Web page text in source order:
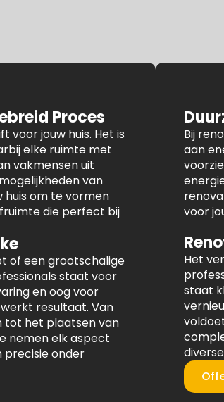
Proces
voor jouw huis. Het is
elke ruimte met
vakmensen uit
van
om te vormen
die perfect bij
of een grootschalige
staat voor
en oog voor
resultaat. Van
tot het plaatsen van
nemen elk aspect
precisie onder
Bij
aan
voor
Het
staat